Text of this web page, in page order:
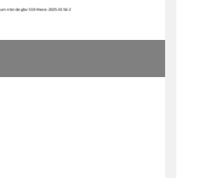
urn:nbn:de:gbv:519-thesis-2025-0156-2